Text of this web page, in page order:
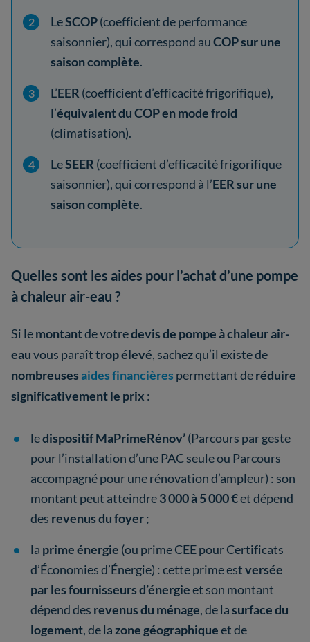
LeSCOP(coefficient de performance
saisonnier), qui correspond auCOP sur une
saison complète.
L’EER (coefficient d’efficacité frigorifique),
l’équivalent du COP en mode froid
(climatisation).
LeSEER (coefficient d’efficacité frigorifique
saisonnier), qui correspond à l’EER sur une
saison complète.
Quelles sont les aides pour l’achat d’une pompe
à chaleur air-eau ?
Si lemontantde votredevis de pompe à chaleur air-
eauvous paraîttrop élevé, sachez qu’il existe de
nombreusesaidesfinancières permettant deréduire
significativement le prix :
ledispositif MaPrimeRénov’(Parcours par geste
pour l’installation d’une PAC seule ou Parcours
accompagné pour une rénovation d’ampleur) : son
montant peut atteindre3 000 à 5 000 €et dépend
des revenus du foyer;
la prime énergie (ou prime CEE pour Certificats
d’Économies d’Énergie) : cette prime estversée
par les fournisseurs d’énergieet son montant
dépend des revenus du ménage, de lasurface du
logement, de la zone géographiqueet de